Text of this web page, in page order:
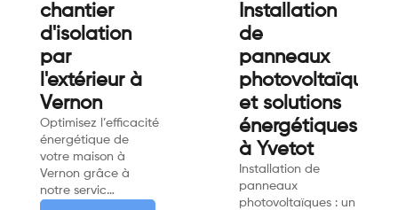
chantier
d'isolation
par
l'extérieur à
Vernon
Optimisez l’efficacité
énergétique de
votre maison à
Vernon grâce à
notre servic…
Installation
de
panneaux
photovoltaïques
et solutions
énergétiques
à Yvetot
Installation de
panneaux
photovoltaïques : un